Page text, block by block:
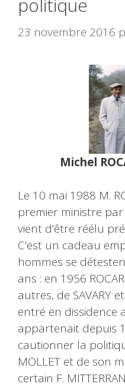
politique
23 novembre 2016
Michel
Le 10 mai 1988 M.
premier ministre par
vient d’être réélu
C’est un cadeau
hommes se
ans : en 1956
autres, de SAVARY
entré en dissidence
appartenait depuis
cautionner la
MOLLET et de son
certain F.